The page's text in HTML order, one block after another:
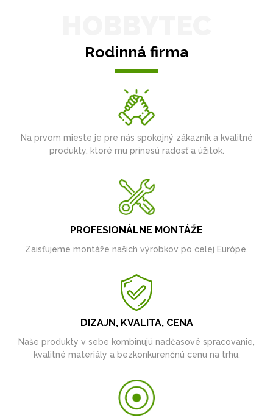
Rodinná firma
Na prvom mieste je pre nás spokojný zákazník a kvalitné
produkty, ktoré mu prinesú radosť a úžitok.
PROFESIONÁLNE MONTÁŽE
Zaisťujeme montáže našich výrobkov po celej Európe.
DIZAJN, KVALITA, CENA
Naše produkty v sebe kombinujú nadčasové spracovanie,
kvalitné materiály a bezkonkurenčnú cenu na trhu.